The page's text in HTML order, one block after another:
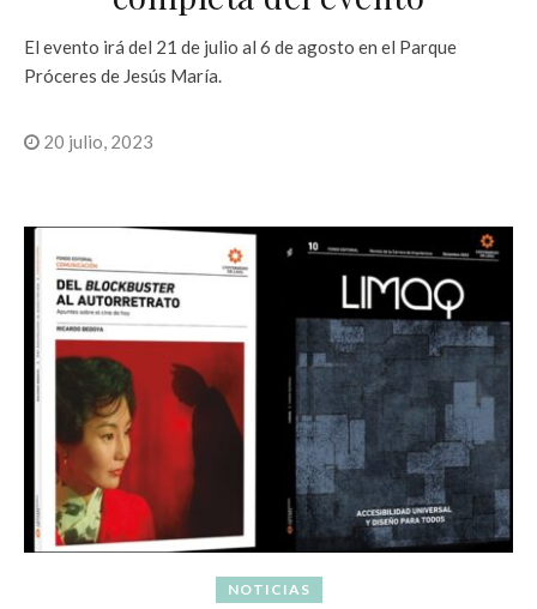
El evento irá del 21 de julio al 6 de agosto en el Parque
Próceres de Jesús María.
20 julio, 2023
NOTICIAS